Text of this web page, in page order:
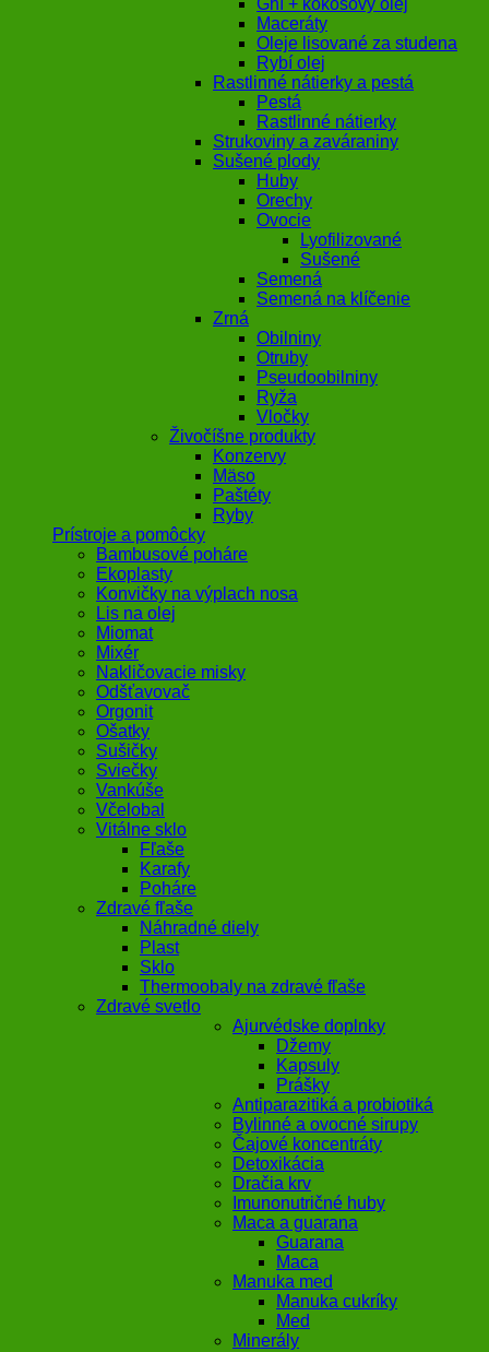
Ghí + kokosový olej
Maceráty
Oleje lisované za studena
Rybí olej
Rastlinné nátierky a pestá
Pestá
Rastlinné nátierky
Strukoviny a zaváraniny
Sušené plody
Huby
Orechy
Ovocie
Lyofilizované
Sušené
Semená
Semená na klíčenie
Zrná
Obilniny
Otruby
Pseudoobilniny
Ryža
Vločky
Živočíšne produkty
Konzervy
Mäso
Paštéty
Ryby
Prístroje a pomôcky
Bambusové poháre
Ekoplasty
Konvičky na výplach nosa
Lis na olej
Miomat
Mixér
Nakličovacie misky
Odšťavovač
Orgonit
Ošatky
Sušičky
Sviečky
Vankúše
Včelobal
Vitálne sklo
Fľaše
Karafy
Poháre
Zdravé fľaše
Náhradné diely
Plast
Sklo
Thermoobaly na zdravé fľaše
Zdravé svetlo
Ajurvédske doplnky
Džemy
Kapsuly
Prášky
Antiparazitiká a probiotiká
Bylinné a ovocné sirupy
Čajové koncentráty
Detoxikácia
Dračia krv
Imunonutričné huby
Maca a guarana
Guarana
Maca
Manuka med
Manuka cukríky
Med
Minerály